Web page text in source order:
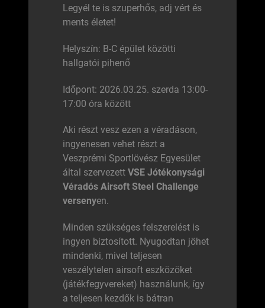
Legyél te is szuperhős, adj vért és
ments életet!
Helyszín: B-C épület közötti
hallgatói pihenő
Időpont: 2026.03.25. szerda 13:00-
17:00 óra között
Aki részt vesz ezen a véradáson,
ingyenesen vehet részt a
Veszprémi Sportlövész Egyesület
által szervezett VSE Jótékonysági
Véradós Airsoft Steel Challenge
versenyen.
Minden szükséges felszerelést is
ingyen biztosított. Nyugodtan jöhet
mindenki, mivel teljesen
veszélytelen airsoft eszközöket
(játékfegyvereket) használunk, így
a teljesen kezdők is bátran